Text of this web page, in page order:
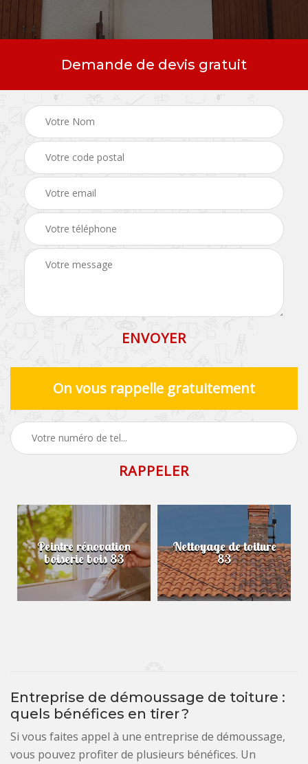
Demande de devis gratuit
On vous rappelle gratuitement
Peintre rénovation
boiserie bois 83
Nettoyage de toiture
83
Entreprise de démoussage de toiture :
quels bénéfices en tirer ?
Si vous faites appel à une entreprise de démoussage,
vous pouvez profiter de plusieurs bénéfices. Un